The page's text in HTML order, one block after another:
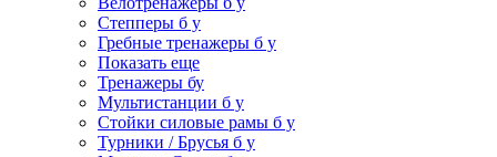
Степперы б у
Гребные тренажеры б у
Показать еще
Тренажеры бу
Мультистанции б у
Стойки силовые рамы б у
Турники / Брусья б у